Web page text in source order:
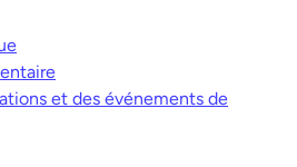
et des événements de